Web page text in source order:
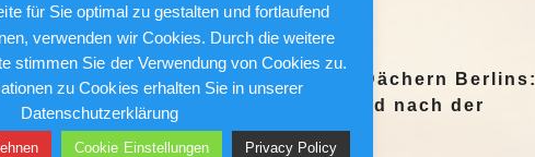
Weiterlesen
Berlin News : Über den Dächern Berlins:
Alfred Torge und die Jagd nach der
Sensation
für Sie optimal zu gestalten und fortlaufend
verwenden wir Cookies. Durch die weitere
stimmen Sie der Verwendung von Cookies zu.
zu Cookies erhalten Sie in unserer
Datenschutzerklärung
Cookie Einstellungen Privacy Policy